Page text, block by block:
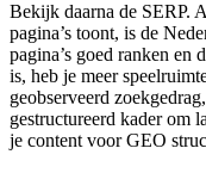
Bekijk daarna de SERP.
pagina’s toont, is de
pagina’s goed ranken en
is, heb je meer
geobserveerd
gestructureerd kader om
je content voor GEO